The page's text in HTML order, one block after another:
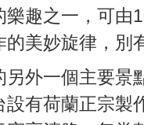
趣之一，可由
美妙旋律，別
外一個主要景
設有荷蘭正宗